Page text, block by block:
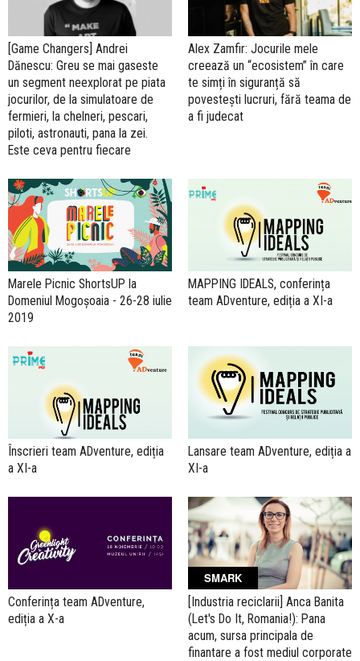
[Game Changers] Andrei
Dănescu: Greu se mai gaseste
un segment neexplorat pe piata
jocurilor, de la simulatoare de
fermieri, la chelneri, pescari,
piloti, astronauti, pana la zei.
Este ceva pentru fiecare
Alex Zamfir: Jocurile mele
creează un “ecosistem” în care
te simți în siguranță să
povestești lucruri, fără teama de
a fi judecat
Marele Picnic ShortsUP la
Domeniul Mogoșoaia - 26-28 iulie
2019
MAPPING IDEALS, conferința
team ADventure, ediția a XI-a
Înscrieri team ADventure, ediția
a XI-a
Lansare team ADventure, ediția a
XI-a
Conferința team ADventure,
ediția a X-a
SMARK
[Industria reciclarii] Anca Banita
(Let's Do It, Romania!): Pana
acum, sursa principala de
finantare a fost mediul corporate